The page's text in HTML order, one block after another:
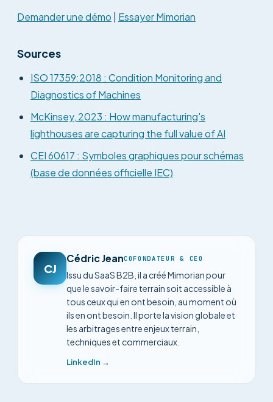
Demander une démo Essayer Mimorian
Sources
ISO 17359:2018 : Condition Monitoring and
Diagnostics of Machines
McKinsey, 2023 : How manufacturing's
lighthouses are capturing the full value of AI
CEI 60617 : Symboles graphiques pour schémas
(base de données officielle IEC)
CJ
Cédric JeanCOFONDATEUR & CEO
Issu du SaaS B2B, il a créé Mimorian pour
que le savoir-faire terrain soit accessible à
tous ceux qui en ont besoin, au moment où
ils en ont besoin. Il porte la vision globale et
les arbitrages entre enjeux terrain,
techniques et commerciaux.
LinkedIn →